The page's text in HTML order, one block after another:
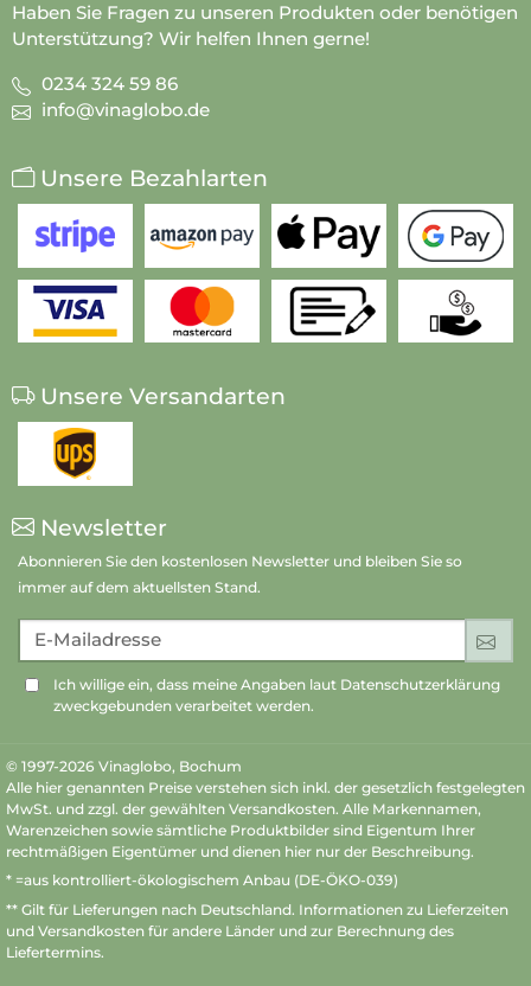
Haben Sie Fragen zu unseren Produkten oder benötigen
Unterstützung? Wir helfen Ihnen gerne!
0234 324 59 86
info@vinaglobo.de
Unsere Bezahlarten
Unsere Versandarten
Newsletter
Abonnieren Sie den kostenlosen Newsletter und bleiben Sie so
immer auf dem aktuellsten Stand.
E-Mailadresse
Ich willige ein, dass meine Angaben laut Datenschutzerklärung
zweckgebunden verarbeitet werden.
© 1997-2026 Vinaglobo, Bochum
Alle hier genannten Preise verstehen sich inkl. der gesetzlich festgelegten
MwSt. und zzgl. der gewählten Versandkosten. Alle Markennamen,
Warenzeichen sowie sämtliche Produktbilder sind Eigentum Ihrer
rechtmäßigen Eigentümer und dienen hier nur der Beschreibung.
* =aus kontrolliert-ökologischem Anbau (DE-ÖKO-039)
** Gilt für Lieferungen nach Deutschland. Informationen zu Lieferzeiten
und Versandkosten für andere Länder und zur Berechnung des
Liefertermins.